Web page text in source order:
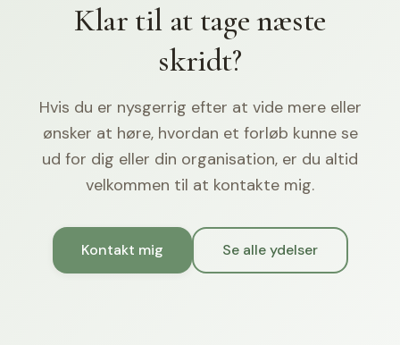
Klar til at tage næste
skridt?
Hvis du er nysgerrig efter at vide mere eller
ønsker at høre, hvordan et forløb kunne se
ud for dig eller din organisation, er du altid
velkommen til at kontakte mig.
Kontakt mig Se alle ydelser